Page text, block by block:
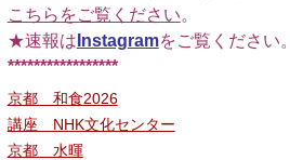
こちらをご覧ください。
★速報は Instagramをご覧ください。
*****************
京都 和食2026
講座 NHK文化センター
京都 水暉